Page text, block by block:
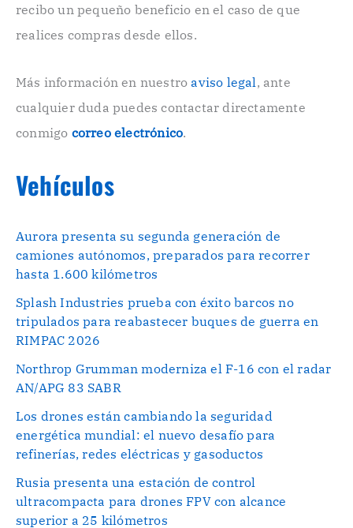
ó
n
o
.
recibo un pequeño beneficio en el caso de que
realices compras desde ellos.
Más información en nuestroaviso legal , ante
cualquier duda puedes contactar directamente
conmigo correo electrónico.
Vehículos
Aurora presenta su segunda generación de
camiones autónomos, preparados para recorrer
hasta 1.600 kilómetros
Splash Industries prueba con éxito barcos no
tripulados para reabastecer buques de guerra en
RIMPAC 2026
Northrop Grumman moderniza el F-16 con el radar
AN/APG 83 SABR
Los drones están cambiando la seguridad
energética mundial: el nuevo desafío para
refinerías, redes eléctricas y gasoductos
Rusia presenta una estación de control
ultracompacta para drones FPV con alcance
superior a 25 kilómetros